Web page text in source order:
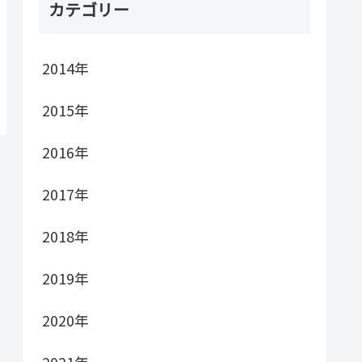
カテゴリー
2014年
2015年
2016年
2017年
2018年
2019年
2020年